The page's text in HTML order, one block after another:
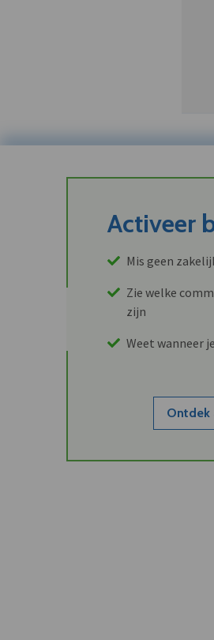
Activeer
Mis geen
Zie welke
zijn
Weet wanneer
Ontdek